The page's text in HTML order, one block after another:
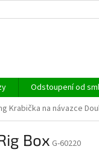
Odstoupení od
Krabička na návazce
Box G-60220